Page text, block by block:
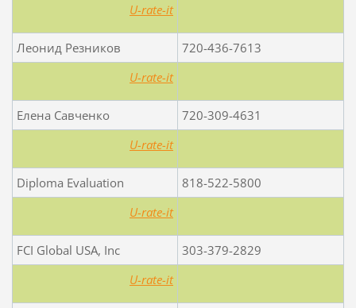
U-rate-it
Леонид Резников
720-436-7613
U-rate-it
Елена Савченко
720-309-4631
U-rate-it
Diploma Evaluation
818-522-5800
U-rate-it
FCI Global USA, Inc
303-379-2829
U-rate-it